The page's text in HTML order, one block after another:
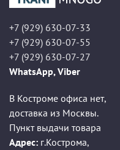
+7 (929) 630-07-33
+7 (929) 630-07-55
+7 (929) 630-07-27
WhatsApp, Viber
В Костроме офиса нет,
доставка из Москвы.
Пункт выдачи товара
Адрес: г.Кострома,